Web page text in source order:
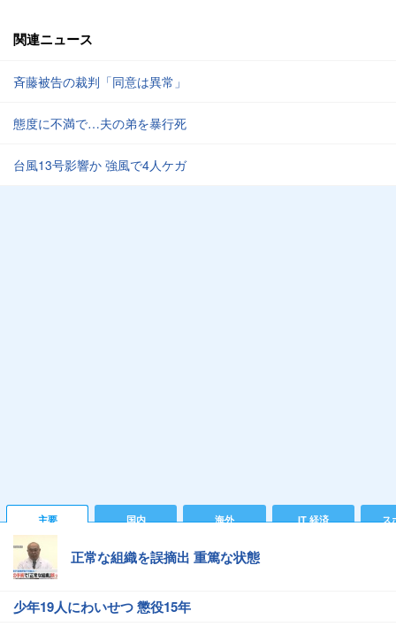
関連ニュース
斉藤被告の裁判「同意は異常」
態度に不満で…夫の弟を暴行死
台風13号影響か 強風で4人ケガ
主要 国内 海外 IT 経済 ス
正常な組織を誤摘出 重篤な状態
少年19人にわいせつ 懲役15年